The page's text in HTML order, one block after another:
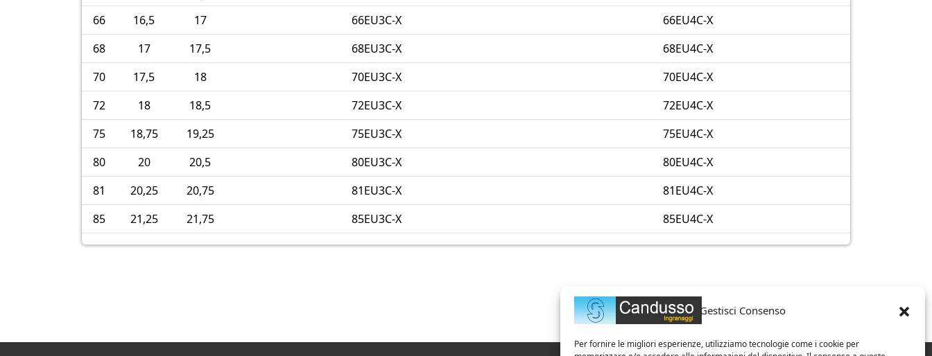
Gestisci Consenso
Per fornire le migliori esperienze, utilizziamo tecnologie come i cookie per
66
16,5 17 66EU3C-X
66EU4C-X
68
17 17,5 68EU3C-X
68EU4C-X
70
17,5 18 70EU3C-X
70EU4C-X
72
18 18,5 72EU3C-X
72EU4C-X
75
18,75 19,25 75EU3C-X
75EU4C-X
80
20 20,5 80EU3C-X
80EU4C-X
81
20,25 20,75 81EU3C-X
81EU4C-X
85
21,25 21,75 85EU3C-X 85EU4C-X